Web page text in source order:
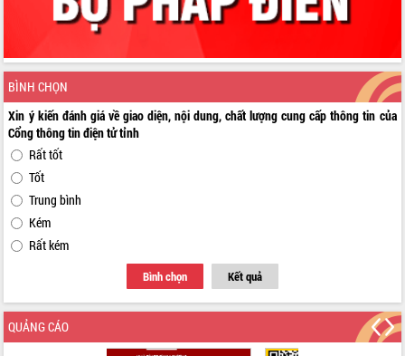
BÌNH CHỌN
Xin ý kiến đánh giá về giao diện, nội dung, chất lượng cung cấp thông tin của
Cổng thông tin điện tử tỉnh
Rất tốt
Tốt
Trung bình
Kém
Rất kém
Bình chọn Kết quả
QUẢNG CÁO